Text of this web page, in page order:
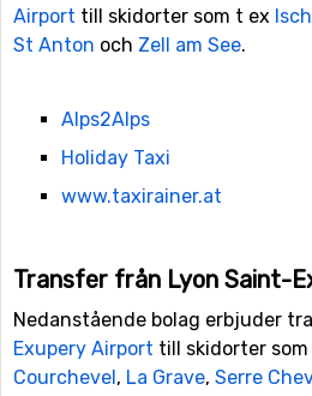
Airport till skidorter som t ex
St Anton och Zell am See.
Alps2Alps
Holiday Taxi
www.taxirainer.at
Transfer från Lyon Saint-
Nedanstående bolag erbjuder
Exupery Airport till skidorter
Courchevel, La Grave, Serre